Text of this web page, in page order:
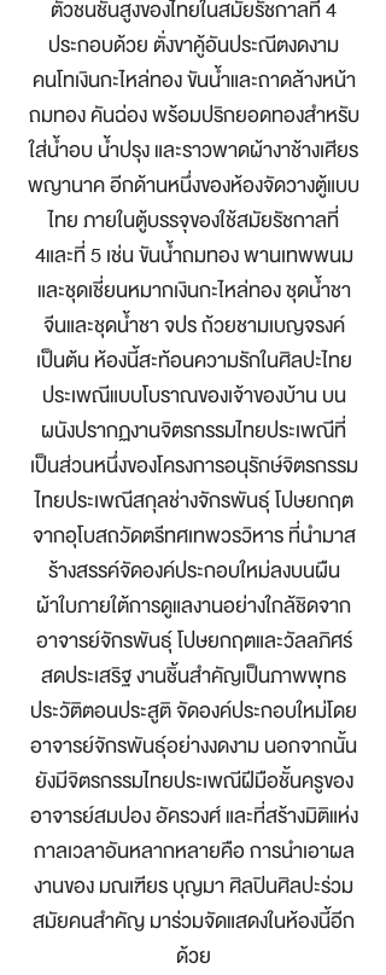
ตัวชนชั้นสูงของไทยในสมัยรัชกาลที่ 4
ประกอบด้วย ตั่งขาคู้อันประณีตงดงาม
คนโทเงินกะไหล่ทอง ขันน้ำและถาดล้างหน้า
ถมทอง คันฉ่อง พร้อมปริกยอดทองสำหรับ
ใส่น้ำอบ น้ำปรุง และราวพาดผ้างาช้างเศียร
พญานาค อีกด้านหนึ่งของห้องจัดวางตู้แบบ
ไทย ภายในตู้บรรจุของใช้สมัยรัชกาลที่
4และที่ 5 เช่น ขันน้ำถมทอง พานเทพพนม
และชุดเชี่ยนหมากเงินกะไหล่ทอง ชุดน้ำชา
จีนและชุดน้ำชา จปร ถ้วยชามเบญจรงค์
เป็นต้น ห้องนี้สะท้อนความรักในศิลปะไทย
ประเพณีแบบโบราณของเจ้าของบ้าน บน
ผนังปรากฏงานจิตรกรรมไทยประเพณีที่
เป็นส่วนหนึ่งของโครงการอนุรักษ์จิตรกรรม
ไทยประเพณีสกุลช่างจักรพันธุ์ โปษยกฤต
จากอุโบสถวัดตรีทศเทพวรวิหาร ที่นำมาส
ร้างสรรค์จัดองค์ประกอบใหม่ลงบนผืน
ผ้าใบภายใต้การดูแลงานอย่างใกล้ชิดจาก
อาจารย์จักรพันธุ์ โปษยกฤตและวัลลภิศร์
สดประเสริฐ งานชิ้นสำคัญเป็นภาพพุทธ
ประวัติตอนประสูติ จัดองค์ประกอบใหม่โดย
อาจารย์จักรพันธุ์อย่างงดงาม นอกจากนั้น
ยังมีจิตรกรรมไทยประเพณีฝีมือชั้นครูของ
อาจารย์สมปอง อัครวงศ์ และที่สร้างมิติแห่ง
กาลเวลาอันหลากหลายคือ การนำเอาผล
งานของ มณเฑียร บุญมา ศิลปินศิลปะร่วม
สมัยคนสำคัญ มาร่วมจัดแสดงในห้องนี้อีก
ด้วย